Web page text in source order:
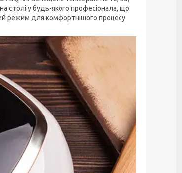
столі у будь-якого професіонала, що
режим для комфортнішого процесу